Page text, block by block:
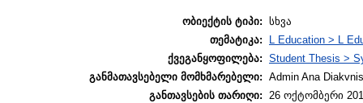
ობიექტის ტიპი: სხვა
თემატიკა:
L Education > L
ქვეგანყოფილება: Student Thesis >
განმათავსებელი მომხმარებელი: Admin Ana
განთავსების თარიღი: 26 ოქტომბერი